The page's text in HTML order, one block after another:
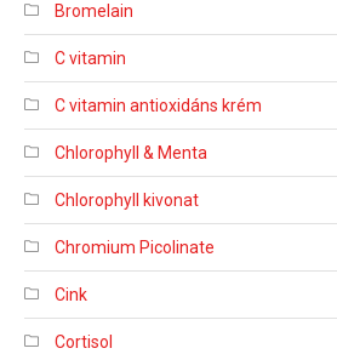
Bromelain
C vitamin
C vitamin antioxidáns krém
Chlorophyll & Menta
Chlorophyll kivonat
Chromium Picolinate
Cink
Cortisol